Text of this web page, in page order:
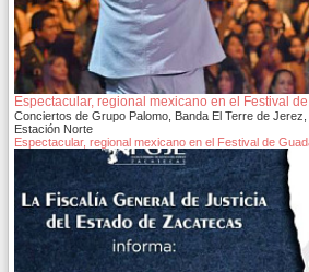
Espectacular, regional mexicano en el Festival
Conciertos de Grupo Palomo, Banda El Terre de
Estación Norte
Espectacular, regional mexicano en el Festival de